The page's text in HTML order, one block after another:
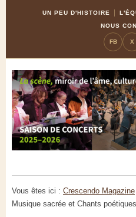
UN PEU D'HISTOIRE
NOUS
FB X
Vous êtes ici : Crescendo Magazine
Musique sacrée et Chants